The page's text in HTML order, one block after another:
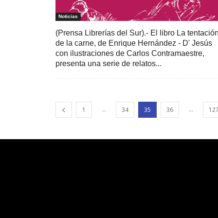
Noticias
(Prensa Librerías del Sur).- El libro La
de la carne, de Enrique Hernández - D' Jesús
con ilustraciones de Carlos Contramaestre,
presenta una serie de relatos...
1 ... 34 35 36 ...